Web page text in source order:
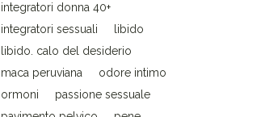
integratori donna 40+
integratori sessuali
libido
libido. calo del desiderio
maca peruviana
odore intimo
ormoni
passione sessuale